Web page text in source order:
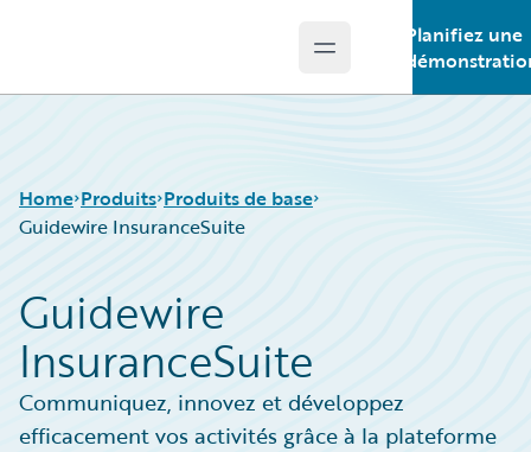
Open main menu
Planifiez une
Home Produits
Produits de base
Technologie Guidewire
Guidewire Solutions
Services
Produits de base
Guidewire InsuranceSuite
Guidewire InsuranceSuite
Guidewire
InsuranceSuite
Communiquez, innovez et développez
efficacement vos activités grâce à la plateforme